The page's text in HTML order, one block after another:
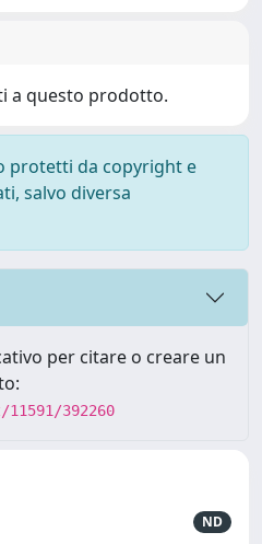
a questo prodotto.
protetti da copyright e
salvo diversa
per citare o creare un
392260
ND